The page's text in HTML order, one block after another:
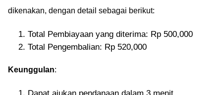
dikenakan, dengan detail sebagai berikut:
Total Pembiayaan yang diterima: Rp 500,000
Total Pengembalian: Rp 520,000
Keunggulan: